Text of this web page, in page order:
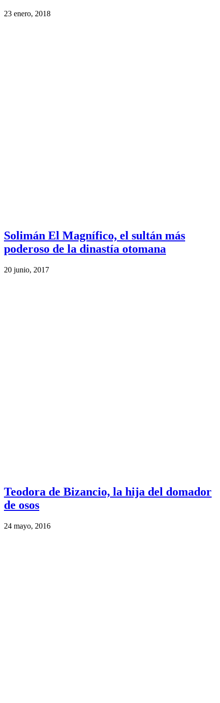
23 enero, 2018
Solimán El Magnífico, el sultán más
poderoso de la dinastía otomana
20 junio, 2017
Teodora de Bizancio, la hija del domador
de osos
24 mayo, 2016